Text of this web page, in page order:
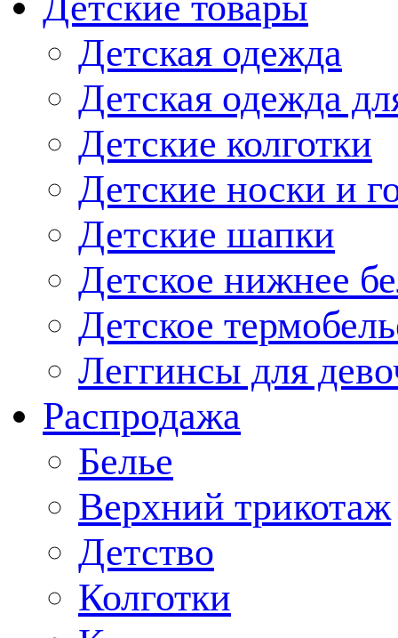
Детская одежда
Детская одежда
Детские колготки
Детские носки и
Детские шапки
Детское нижнее
Детское
Леггинсы для
Распродажа
Белье
Верхний трикотаж
Детство
Колготки